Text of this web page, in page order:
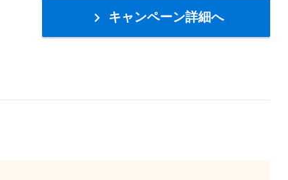
 キャンペーン詳細へ